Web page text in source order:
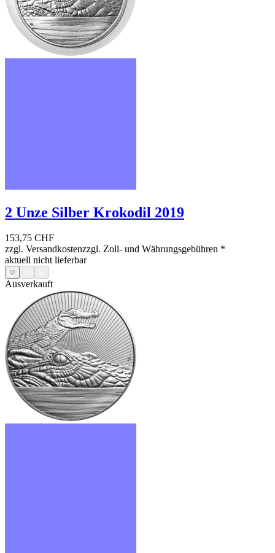
2 Unze Silber Krokodil 2019
153,75 CHF
zzgl. Versandkostenzzgl. Zoll- und Währungsgebühren *
aktuell nicht lieferbar
Ausverkauft